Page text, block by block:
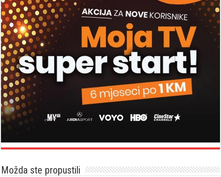
Možda ste propustili